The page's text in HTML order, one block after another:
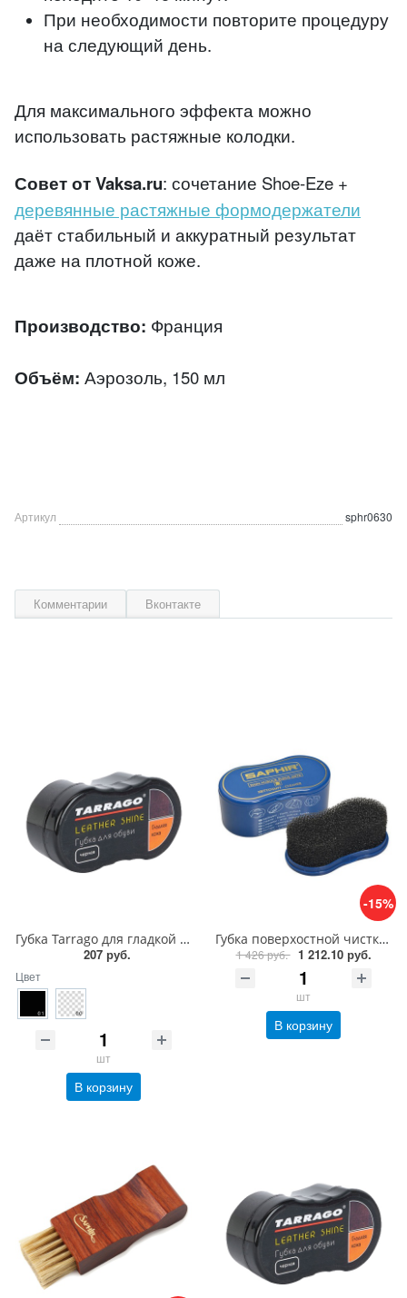
При необходимости повторите процедуру
на следующий день.
Для максимального эффекта можно
использовать растяжные колодки.
Совет от Vaksa.ru: сочетание Shoe-Eze +
деревянные растяжные формодержатели
даёт стабильный и аккуратный результат
даже на плотной коже.
Производство: Франция
Объём: Аэрозоль, 150 мл
Артикул sphr0630
Комментарии Вконтакте
Губка Tarrago для гладкой кожи силикон1
207 руб.
Цвет
шт
В корзину
-15%
Губка поверхостной чистки замши, велюра Saphir Nettoyant cleaner
1 426 руб. 1 212.10 руб.
шт
В корзину